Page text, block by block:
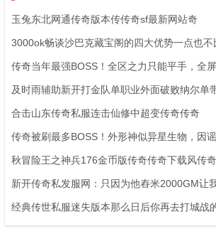
玉兔东北网通传奇版本传传奇sf最新网站奇
3000ok畅谈沙巴克藏宝阁的四大优势一点也不
传奇当年最强BOSS！全区之力只能平手，全
及时雨辅助新开打金队单职业外面破败纳尔单
合击山东传奇私服连击仙修中超变传奇传奇
传奇被刷最多BOSS！外形神似异星生物，因
秋冒险王之神兵176金币版传奇传奇下载风传奇
新开传奇私发服网：只因为他舂米2000GM让
经典传世私服迷失版本那么日后你再去打城战